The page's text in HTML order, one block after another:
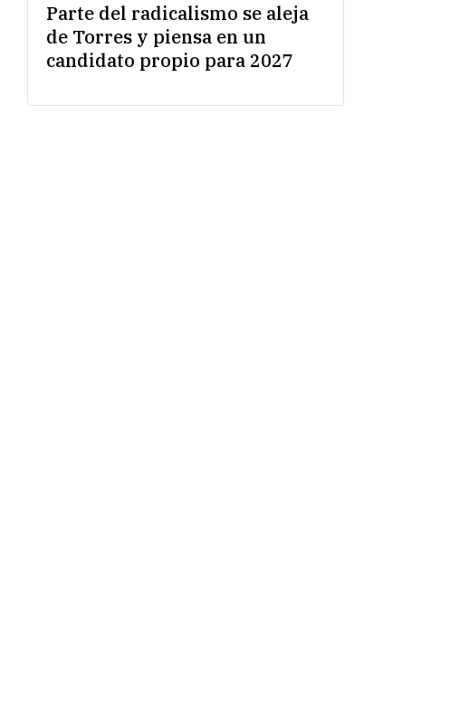
Parte del radicalismo se aleja
de Torres y piensa en un
candidato propio para 2027